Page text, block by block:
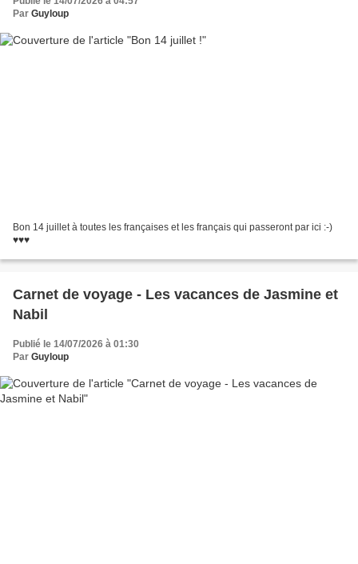
Par Guyloup
Bon 14 juillet à toutes les françaises et les français qui passeront par ici :-)
♥♥♥
Carnet de voyage - Les vacances de Jasmine et
Nabil
Publié le 14/07/2026 à 01:30
Par Guyloup